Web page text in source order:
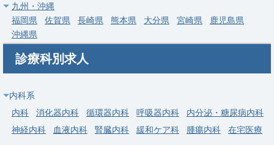
【川崎市】内科系・一般健診＋外来【急募】60代前半まで検討
可・週5日1,300-1,500万円・溝の口駅徒歩5分・当直OCなし
求人病院名
非公開
募集科目
給与 年収 1,040万円 ～ 1,500万円
常勤
九州・沖縄
福岡県
佐賀県 長崎県 熊本県 大分県 宮崎県
鹿児島県
沖縄県
診療科別求人
内科系
内科
消化器内科 循環器内科 呼吸器内科
内分泌・糖尿病内科
神経内科
血液内科 腎臓内科 緩和ケア科 腫瘍内科 在宅医療